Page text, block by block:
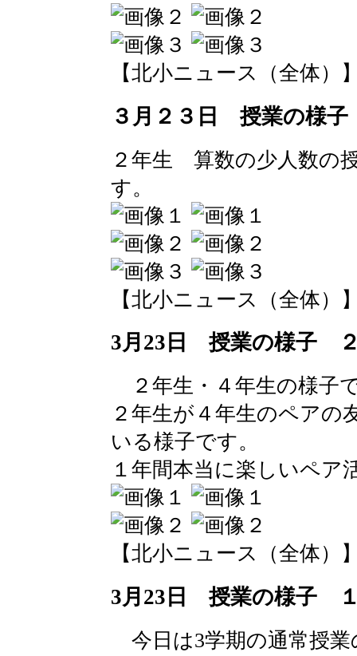
【北小ニュース（全体）
３月２３日 授業の様
２年生 算数の少人数の
す。
【北小ニュース（全体）
3月23日 授業の様子
２年生・４年生の様子
２年生が４年生のペアの
いる様子です。
１年間本当に楽しいペア
【北小ニュース（全体）
3月23日 授業の様子
今日は3学期の通常授